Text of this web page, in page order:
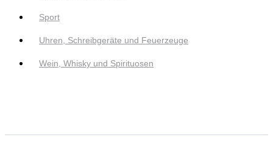
Sport
Uhren, Schreibgeräte und Feuerzeuge
Wein, Whisky und Spirituosen